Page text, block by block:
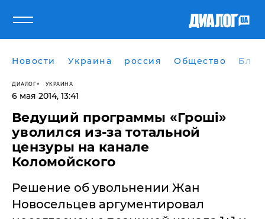
Новости Украина россия Общество
ДИАЛОГ УКРАИНА
6 мая 2014, 13:41
Ведущий программы «Гроші»
уволился из-за тотальной
цензуры на канале
Коломойского
Решение об увольнении Жан
Новосельцев аргументировал